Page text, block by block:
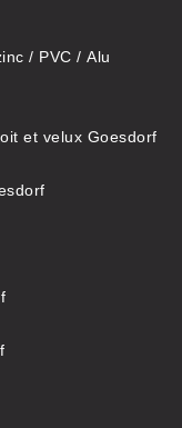
/ PVC / Alu
et velux Goesdorf